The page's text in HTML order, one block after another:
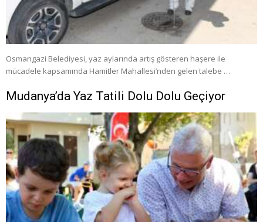
Osmangazi Belediyesi, yaz aylarında artış gösteren haşere ile
mücadele kapsamında Hamitler Mahallesi’nden gelen talebe …
Mudanya’da Yaz Tatili Dolu Dolu Geçiyor